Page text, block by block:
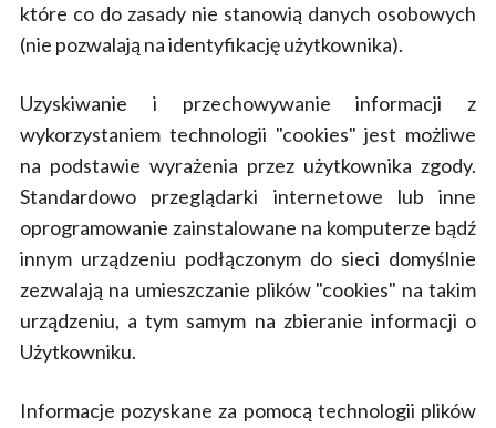
które co do zasady nie stanowią danych osobowych
(nie pozwalają na identyfikację użytkownika).
Uzyskiwanie i przechowywanie informacji z
wykorzystaniem technologii "cookies" jest możliwe
na podstawie wyrażenia przez użytkownika zgody.
Standardowo przeglądarki internetowe lub inne
oprogramowanie zainstalowane na komputerze bądź
innym urządzeniu podłączonym do sieci domyślnie
zezwalają na umieszczanie plików "cookies" na takim
urządzeniu, a tym samym na zbieranie informacji o
Użytkowniku.
Informacje pozyskane za pomocą technologii plików